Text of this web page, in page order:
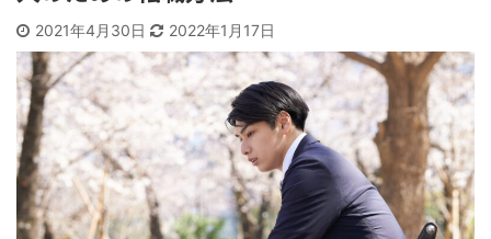
2021年4月30日 2022年1月17日